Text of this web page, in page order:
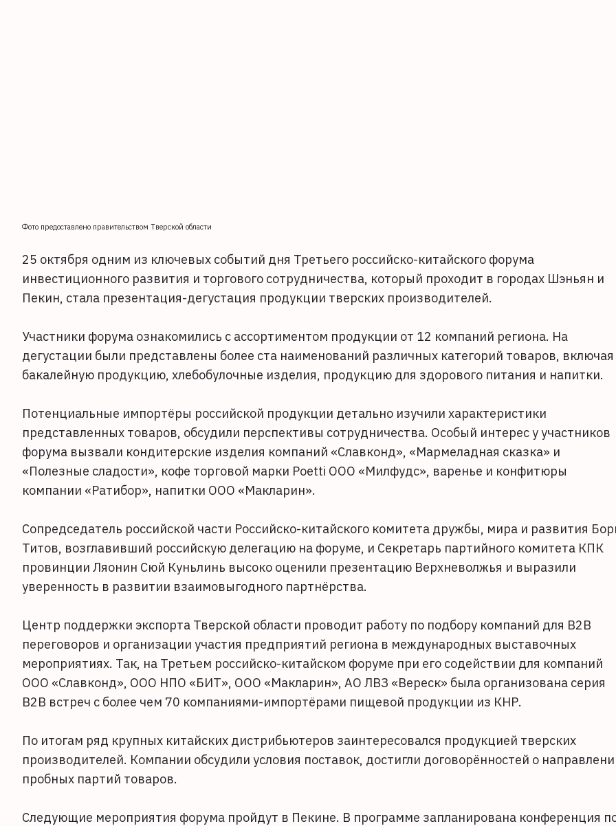
Фото предоставлено правительством Тверской области
25 октября одним из ключевых событий дня Третьего российско-китайского форума
инвестиционного развития и торгового сотрудничества, который проходит в городах Шэньян и
Пекин, стала презентация-дегустация продукции тверских производителей.
Участники форума ознакомились с ассортиментом продукции от 12 компаний региона. На
дегустации были представлены более ста наименований различных категорий товаров, включая
бакалейную продукцию, хлебобулочные изделия, продукцию для здорового питания и напитки.
Потенциальные импортёры российской продукции детально изучили характеристики
представленных товаров, обсудили перспективы сотрудничества. Особый интерес у участников
форума вызвали кондитерские изделия компаний «Славконд», «Мармеладная сказка» и
«Полезные сладости», кофе торговой марки Poetti ООО «Милфудс», варенье и конфитюры
компании «Ратибор», напитки ООО «Макларин».
Сопредседатель российской части Российско-китайского комитета дружбы, мира и развития
Титов, возглавивший российскую делегацию на форуме, и Секретарь партийного комитета КПК
провинции Ляонин Сюй Куньлинь высоко оценили презентацию Верхневолжья и выразили
уверенность в развитии взаимовыгодного партнёрства.
Центр поддержки экспорта Тверской области проводит работу по подбору компаний для B2B
переговоров и организации участия предприятий региона в международных выставочных
мероприятиях. Так, на Третьем российско-китайском форуме при его содействии для компаний
ООО «Славконд», ООО НПО «БИТ», ООО «Макларин», АО ЛВЗ «Вереск» была организована серия
B2B встреч с более чем 70 компаниями-импортёрами пищевой продукции из КНР.
По итогам ряд крупных китайских дистрибьютеров заинтересовался продукцией тверских
производителей. Компании обсудили условия поставок, достигли договорённостей о
пробных партий товаров.
Следующие мероприятия форума пройдут в Пекине. В программе запланирована конференция